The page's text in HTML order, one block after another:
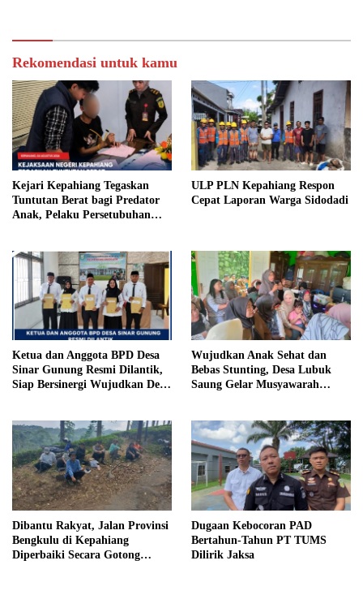
Rekomendasi untuk kamu
Kejari Kepahiang Tegaskan
Tuntutan Berat bagi Predator
Anak, Pelaku Persetubuhan
Penjara
ULP PLN Kepahiang Respon
Cepat Laporan Warga Sidodadi
Ketua dan Anggota BPD Desa
Sinar Gunung Resmi Dilantik,
Siap Bersinergi Wujudkan Desa
Wujudkan Anak Sehat dan
Bebas Stunting, Desa Lubuk
Saung Gelar Musyawarah
Dibantu Rakyat, Jalan Provinsi
Bengkulu di Kepahiang
Diperbaiki Secara Gotong
Dugaan Kebocoran PAD
Bertahun-Tahun PT TUMS
Dilirik Jaksa